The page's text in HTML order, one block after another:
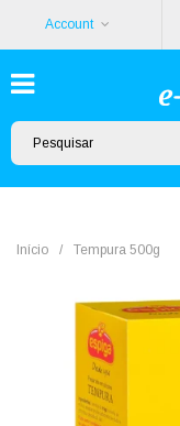
Account
Início / Tempura 500g